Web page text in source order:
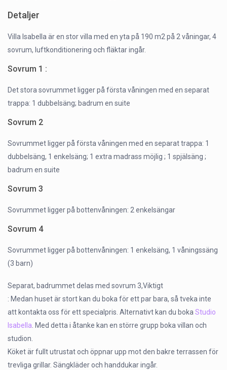
Detaljer
Villa Isabella är en stor villa med en yta på 190 m2 på 2 våningar, 4
sovrum, luftkonditionering och fläktar ingår.
Sovrum 1 :
Det stora sovrummet ligger på första våningen med en separat
trappa: 1 dubbelsäng; badrum en suite
Sovrum 2
Sovrummet ligger på första våningen med en separat trappa: 1
dubbelsäng, 1 enkelsäng; 1 extra madrass möjlig ; 1 spjälsäng ;
badrum en suite
Sovrum 3
Sovrummet ligger på bottenvåningen: 2 enkelsängar
Sovrum 4
Sovrummet ligger på bottenvåningen: 1 enkelsäng, 1 våningssäng
(3 barn)
Separat, badrummet delas med sovrum 3,Viktigt
: Medan huset är stort kan du boka för ett par bara, så tveka inte
att kontakta oss för ett specialpris. Alternativt kan du bokaStudio
Isabella . Med detta i åtanke kan en större grupp boka villan och
studion.
Köket är fullt utrustat och öppnar upp mot den bakre terrassen för
trevliga grillar. Sängkläder och handdukar ingår.